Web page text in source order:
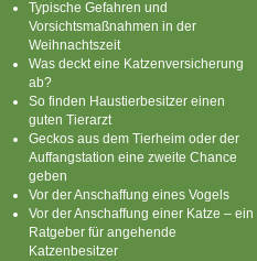
Typische Gefahren und
Vorsichtsmaßnahmen in der
Weihnachtszeit
Was deckt eine Katzenversicherung
ab?
So finden Haustierbesitzer einen
guten Tierarzt
Geckos aus dem Tierheim oder der
Auffangstation eine zweite Chance
geben
Vor der Anschaffung eines Vogels
Vor der Anschaffung einer Katze – ein
Ratgeber für angehende
Katzenbesitzer